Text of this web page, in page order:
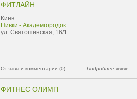
ФИТЛАЙН
Киев
Нивки - Академгородок
ул. Святошинская, 16/1
Отзывы и комментарии (0) Подробнее
ФИТНЕС ОЛИМП